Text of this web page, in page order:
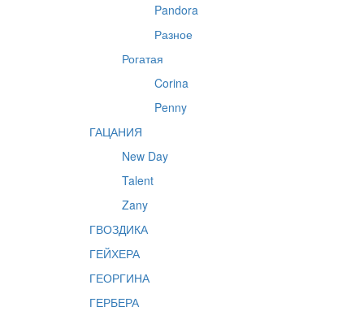
Pandora
Разное
Рогатая
Corina
Penny
ГАЦАНИЯ
New Day
Talent
Zany
ГВОЗДИКА
ГЕЙХЕРА
ГЕОРГИНА
ГЕРБЕРА